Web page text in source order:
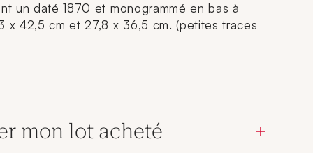
un daté 1870 et monogrammé en bas à
x 42,5 cm et 27,8 x 36,5 cm. (petites traces
mon lot acheté